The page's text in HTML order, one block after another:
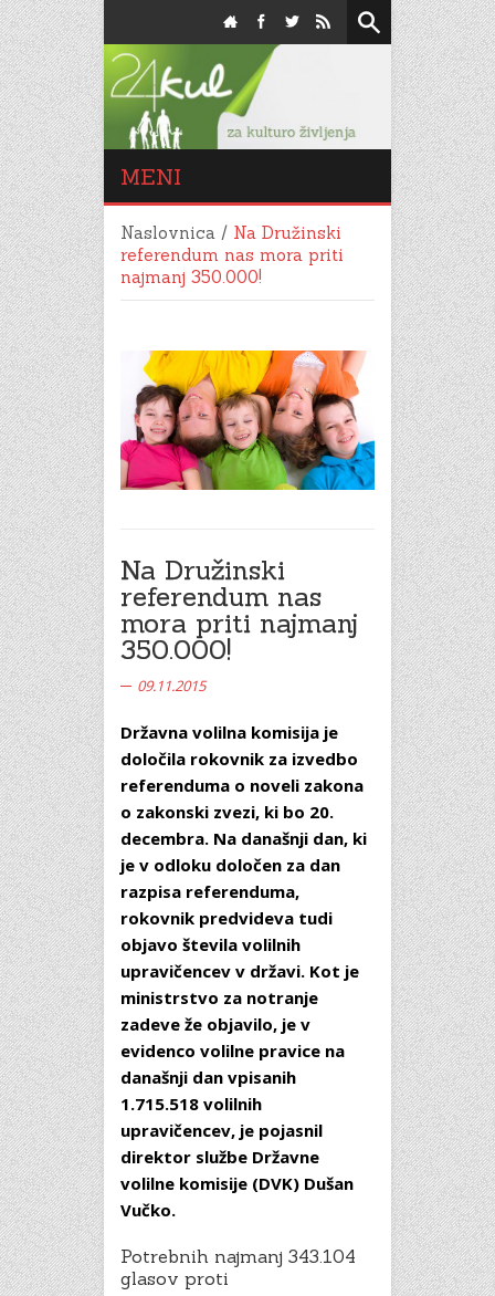
MENI
Naslovnica / Na Družinski
referendum nas mora priti
najmanj 350.000!
Na Družinski
referendum nas
mora priti najmanj
350.000!
09.11.2015
Državna volilna komisija je
določila rokovnik za izvedbo
referenduma o noveli zakona
o zakonski zvezi, ki bo 20.
decembra. Na današnji dan, ki
je v odloku določen za dan
razpisa referenduma,
rokovnik predvideva tudi
objavo števila volilnih
upravičencev v državi. Kot je
ministrstvo za notranje
zadeve že objavilo, je v
evidenco volilne pravice na
današnji dan vpisanih
1.715.518 volilnih
upravičencev, je pojasnil
direktor službe Državne
volilne komisije (DVK) Dušan
Vučko.
Potrebnih najmanj 343.104
glasov proti